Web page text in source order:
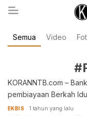
koranntb.com
Semua Video
KORANNTB.com –
pembiayaan Berkah
EKBIS 1 tahun yang lalu